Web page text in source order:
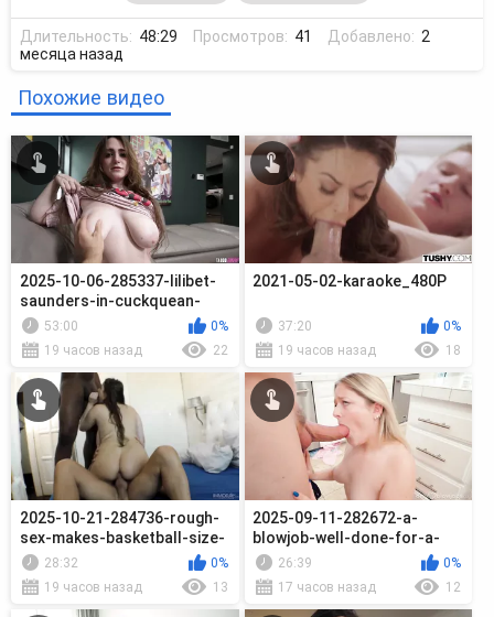
Длительность: 48:29 Просмотров: 41 Добавлено: 2
месяца назад
Похожие видео
2025-10-06-285337-lilibet-
saunders-in-cuckquean-
step-daugh_720p
53:00
0%
19 часов назад
22
2021-05-02-karaoke_480P
37:20
0%
19 часов назад
18
2025-10-21-284736-rough-
sex-makes-basketball-size-
boobs-am_720p
28:32
0%
19 часов назад
13
2025-09-11-282672-a-
blowjob-well-done-for-a-
job-well-done_720p
26:39
0%
17 часов назад
12